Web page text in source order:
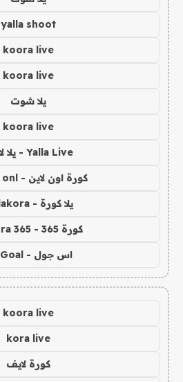
yalla shoot
koora live
koora live
يلا شوت
koora live
Yalla Live - يلا لايف
كورة اون لاين - koora onl
يلا كورة - yallakora
كورة 365 - kooora 365
اس جول - AS Goal
koora live
kora live
كورة لايف